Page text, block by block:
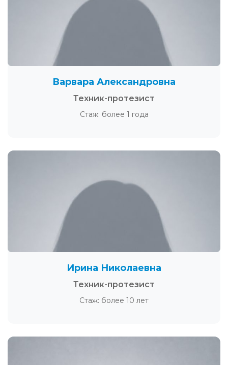
Варвара Александровна
Техник-протезист
Стаж: более 1 года
Ирина Николаевна
Техник-протезист
Стаж: более 10 лет